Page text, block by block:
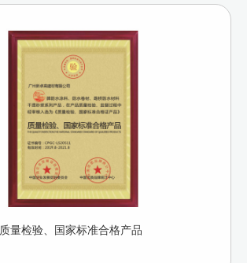
质量检验、国家标准合格产品